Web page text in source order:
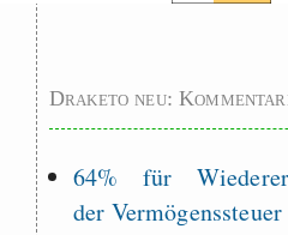
Draketo neu:
64% für
der Vermögenssteuer